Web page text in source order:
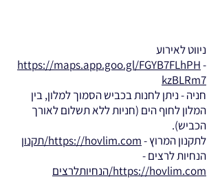
ניווט לאירוע
-
https://maps.app.goo.gl/FGYB7FLhPH
kzBLRm7
חניה - ניתן לחנות בכביש הסמוך למלון, בין
המלון לחוף הים (חניות ללא תשלום לאורך
הכביש).
לתקנון המרוץ -https://hovlim.com/תקנון
הנחיות לרצים -
https://hovlim.com/הנחיותלרצים